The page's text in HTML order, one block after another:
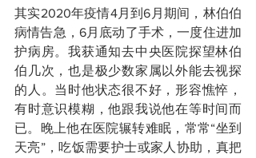
其实2020年疫情4月到6月期间，林伯伯
病情告急，6月底动了手术，一度住进加
护病房。我获通知去中央医院探望林伯
伯几次，也是极少数家属以外能去视探
的人。当时他状态很不好，形容憔悴，
有时意识模糊，他跟我说他在等时间而
已。晚上他在医院辗转难眠，常常“坐到
天亮”，吃饭需要护士或家人协助，真把